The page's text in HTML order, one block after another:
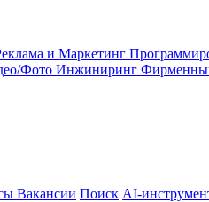
и Маркетинг
Фото Инжиниринг
Вакансии Поиск AI-